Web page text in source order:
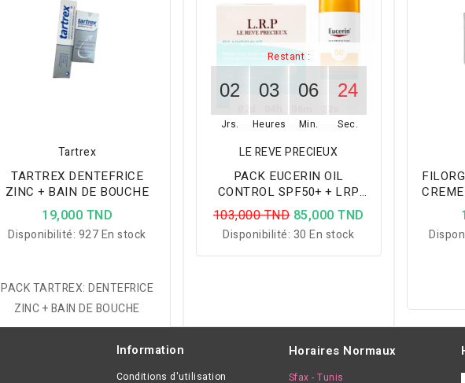
Tartrex
TARTREX DENTEFRICE
ZINC + BAIN DE BOUCHE
19,000 TND
Disponibilité: 927 En stock
PACK TARTREX: DENTEFRICE
ZINC + BAIN DE BOUCHE
Restant :
02
Jrs.
03
Heures
06
Min.
24
Sec.
LE REVE PRECIEUX
PACK EUCERIN OIL
CONTROL SPF50+ + LRP
CREME HYDRATANTE PEAU
MIXTE
103,000 TND 85,000 TND
Disponibilité: 30 En stock
Information
Conditions d'utilisation
Horaires Normaux
Sfax - Tunis